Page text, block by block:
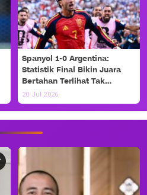
Spanyol 1-0 Argentina:
Statistik Final Bikin Juara
Bertahan Terlihat Tak
Berdaya
20 Jul 2026